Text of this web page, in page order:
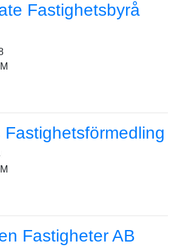
Fastighetsbyrå
Fastighetsförmedling
Fastigheter AB